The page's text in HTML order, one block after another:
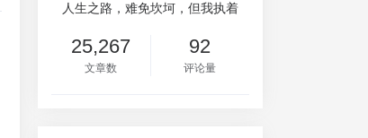
人生之路，难免坎坷，但我执着
25,267
文章数
92
评论量